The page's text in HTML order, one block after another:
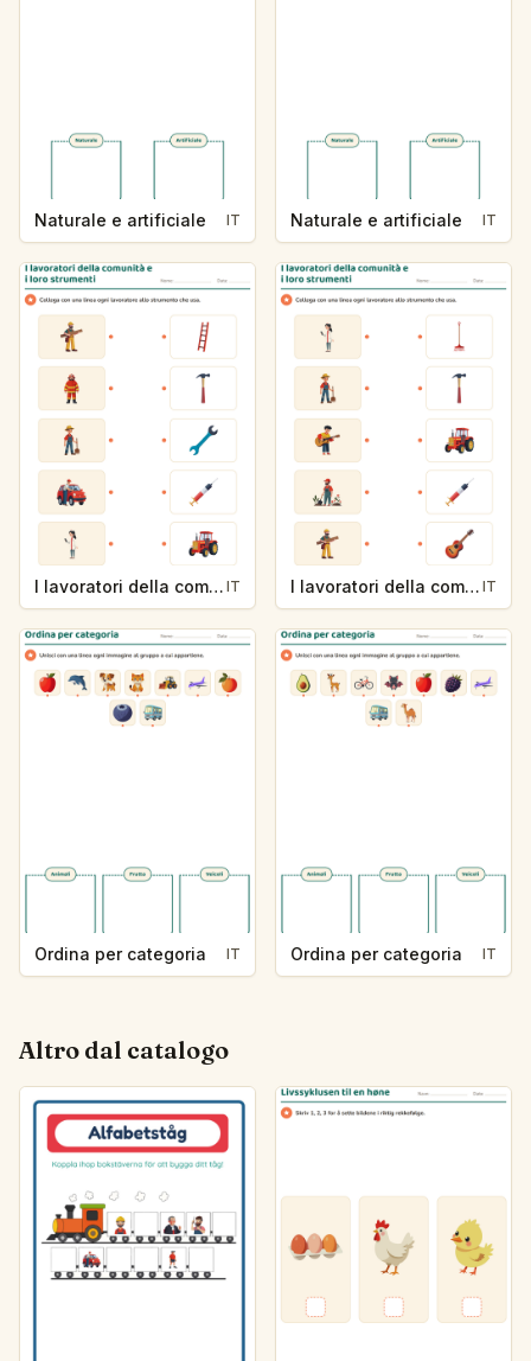
Naturale e artificiale IT Naturale e artificiale IT
I lavoratori della comunità e i loro strumenti IT I lavoratori della comunità e i loro strumenti IT
Ordina per categoria IT Ordina per categoria IT
Altro dal catalogo